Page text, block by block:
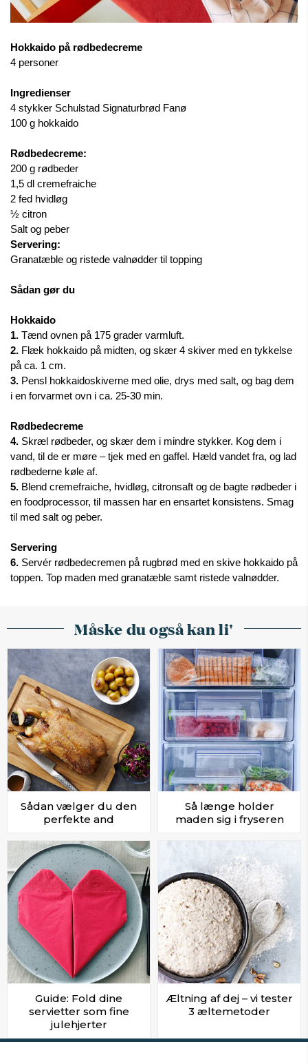
Hokkaido på rødbedecreme
4 personer
Ingredienser
4 stykker Schulstad Signaturbrød Fanø
100 g hokkaido
Rødbedecreme:
200 g rødbeder
1,5 dl cremefraiche
2 fed hvidløg
½ citron
Salt og peber
Servering:
Granatæble og ristede valnødder til topping
Sådan gør du
Hokkaido
1. Tænd ovnen på 175 grader varmluft.
2. Flæk hokkaido på midten, og skær 4 skiver med en tykkelse
på ca. 1 cm.
3. Pensl hokkaidoskiverne med olie, drys med salt, og bag dem
i en forvarmet ovn i ca. 25-30 min.
Rødbedecreme
4. Skræl rødbeder, og skær dem i mindre stykker. Kog dem i
vand, til de er møre – tjek med en gaffel. Hæld vandet fra, og lad
rødbederne køle af.
5. Blend cremefraiche, hvidløg, citronsaft og de bagte rødbeder i
en foodprocessor, til massen har en ensartet konsistens. Smag
til med salt og peber.
Servering
6. Servér rødbedecremen på rugbrød med en skive hokkaido på
toppen. Top maden med granatæble samt ristede valnødder.
Måske du også kan li'
Sådan vælger du den
perfekte and
Så længe holder
maden sig i fryseren
Guide: Fold dine
servietter som fine
julehjerter
Æltning af dej – vi tester
3 æltemetoder